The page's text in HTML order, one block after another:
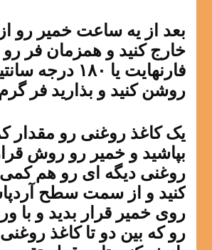
بعد از یه ساعت خمیر رو
فارنهایت یا ۱۸۰ درجه
روشن کنید و بذارید فر
یک کاغذ روغنی رو مقدار
بپاشید و خمیر رو روش
روغنی دیگه ای رو هم
کنید و از سمت سطح
روی خمیر قرار بدید و با
رو که بین دو تا کاغذ